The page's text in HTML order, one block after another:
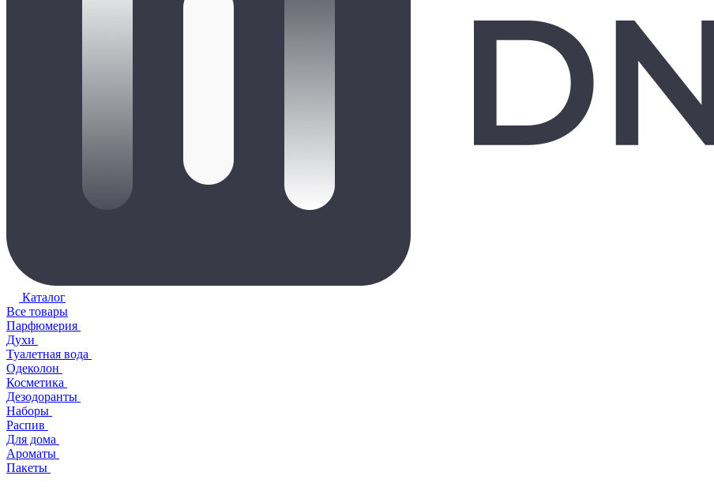
Каталог
Все товары
Парфюмерия
Духи
Туалетная вода
Одеколон
Косметика
Дезодоранты
Наборы
Распив
Для дома
Ароматы
Пакеты